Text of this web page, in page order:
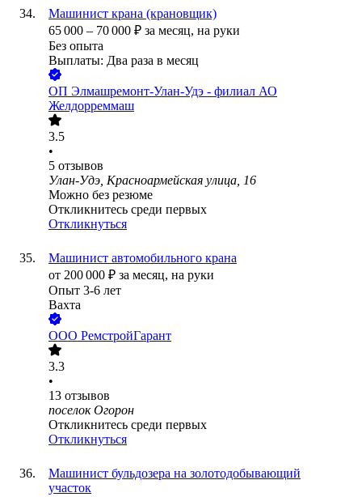
Машинист крана (крановщик)
65 000 – 70 000 ₽ за месяц, на руки
Без опыта
Выплаты: Два раза в месяц
ОП Элмашремонт-Улан-Удэ - филиал АО
Желдорреммаш
3.5
•
5 отзывов
Улан-Удэ, Красноармейская улица, 16
Можно без резюме
Откликнитесь среди первых
Откликнуться
Машинист автомобильного крана
от 200 000 ₽ за месяц, на руки
Опыт 3-6 лет
Вахта
ООО РемстройГарант
3.3
•
13 отзывов
поселок Огорон
Откликнитесь среди первых
Откликнуться
Машинист бульдозера на золотодобывающий
участок